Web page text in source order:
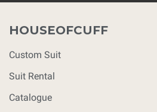
HOUSEOFCUFF
Custom Suit
Suit Rental
Catalogue